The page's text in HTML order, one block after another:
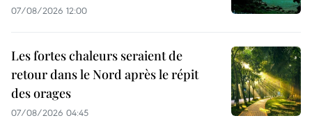
07/08/2026 12:00
Les fortes chaleurs seraient de
retour dans le Nord après le répit
des orages
07/08/2026 04:45